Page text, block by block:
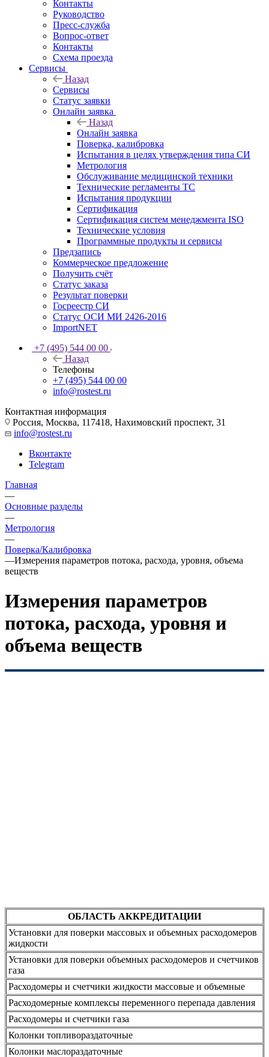
Контакты
Руководство
Пресс-служба
Вопрос-ответ
Контакты
Схема проезда
Сервисы
Назад
Сервисы
Статус заявки
Онлайн заявка
Назад
Онлайн заявка
Поверка, калибровка
Испытания в целях утверждения типа СИ
Метрология
Обслуживание медицинской техники
Технические регламенты ТС
Испытания продукции
Сертификация
Сертификация систем менеджмента ISO
Технические условия
Программные продукты и сервисы
Предзапись
Коммерческое предложение
Получить счёт
Статус заказа
Результат поверки
Госреестр СИ
Статус ОСИ МИ 2426-2016
ImportNET
+7 (495) 544 00 00
Назад
Телефоны
+7 (495) 544 00 00
info@rostest.ru
Контактная информация
Россия, Москва, 117418, Нахимовский проспект, 31
info@rostest.ru
Вконтакте
Telegram
Главная
—
Основные разделы
—
Метрология
—
Поверка/Калибровка
—Измерения параметров потока, расхода, уровня, объема
веществ
Измерения параметров
потока, расхода, уровня и
объема веществ
ОБЛАСТЬ АККРЕДИТАЦИИ
Установки для поверки массовых и объемных расходомеров
жидкости
Установки для поверки объемных расходомеров и счетчиков
газа
Расходомеры и счетчики жидкости массовые и объемные
Расходомерные комплексы переменного перепада давления
Расходомеры и счетчики газа
Колонки топливораздаточные
Колонки маслораздаточные